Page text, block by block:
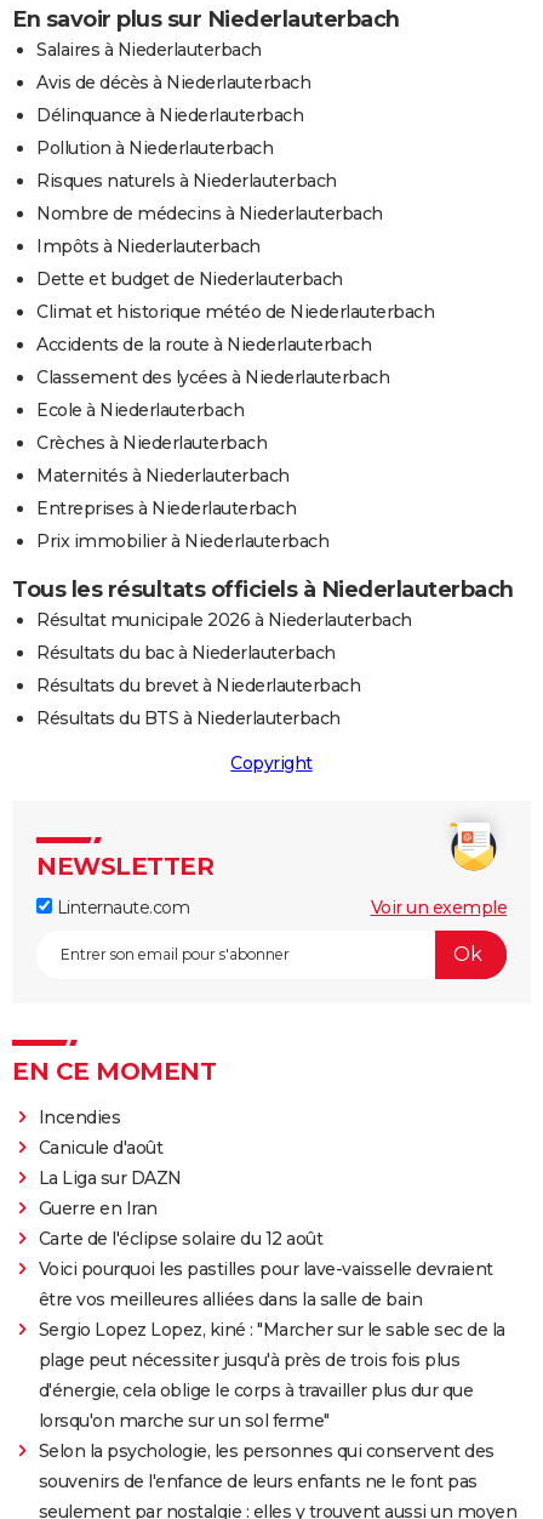
En savoir plus sur Niederlauterbach
Salaires à Niederlauterbach
Avis de décès à Niederlauterbach
Délinquance à Niederlauterbach
Pollution à Niederlauterbach
Risques naturels à Niederlauterbach
Nombre de médecins à Niederlauterbach
Impôts à Niederlauterbach
Dette et budget de Niederlauterbach
Climat et historique météo de Niederlauterbach
Accidents de la route à Niederlauterbach
Classement des lycées à Niederlauterbach
Ecole à Niederlauterbach
Crèches à Niederlauterbach
Maternités à Niederlauterbach
Entreprises à Niederlauterbach
Prix immobilier à Niederlauterbach
Tous les résultats officiels à Niederlauterbach
Résultat municipale 2026 à Niederlauterbach
Résultats du bac à Niederlauterbach
Résultats du brevet à Niederlauterbach
Résultats du BTS à Niederlauterbach
Copyright
NEWSLETTER
Linternaute.com Voir un exemple
EN CE MOMENT
Incendies
Canicule d'août
La Liga sur DAZN
Guerre en Iran
Carte de l'éclipse solaire du 12 août
Voici pourquoi les pastilles pour lave-vaisselle devraient
être vos meilleures alliées dans la salle de bain
Sergio Lopez Lopez, kiné : "Marcher sur le sable sec de la
plage peut nécessiter jusqu'à près de trois fois plus
d'énergie, cela oblige le corps à travailler plus dur que
lorsqu'on marche sur un sol ferme"
Selon la psychologie, les personnes qui conservent des
souvenirs de l'enfance de leurs enfants ne le font pas
seulement par nostalgie : elles y trouvent aussi un moyen